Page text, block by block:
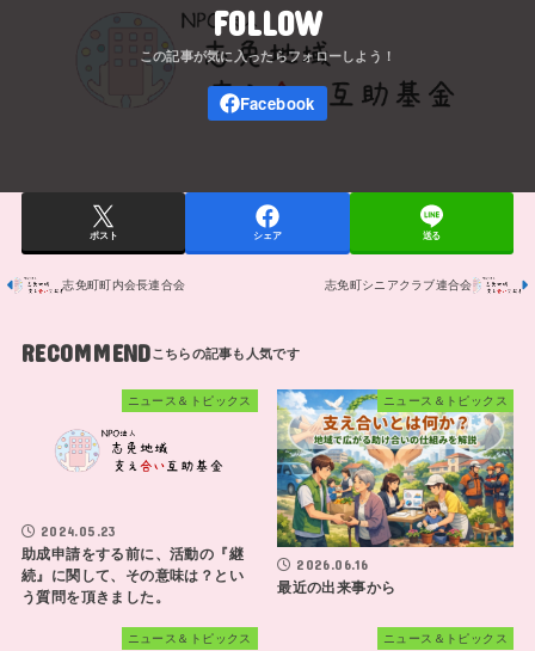
FOLLOW
ポスト シェア 送る
志免町町内会長連合会 志免町シニアクラブ連合会
RECOMMEND
ニュース＆トピックス
2024.05.23
助成申請をする前に、活動の『継
続』に関して、その意味は？とい
う質問を頂きました。
ニュース＆トピックス
2026.06.16
最近の出来事から
ニュース＆トピックス ニュース＆トピックス